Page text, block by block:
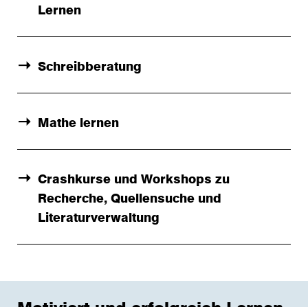
Lernen
Schreibberatung
Mathe lernen
Crashkurse und Workshops zu
Recherche, Quellensuche und
Literaturverwaltung